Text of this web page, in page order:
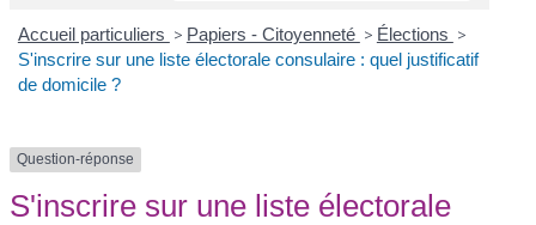
Accueil particuliers > Papiers - Citoyenneté > Élections >
S'inscrire sur une liste électorale consulaire : quel justificatif
de domicile ?
Question-réponse
S'inscrire sur une liste électorale